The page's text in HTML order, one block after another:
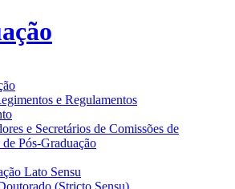
e Regulamentos
e Secretários de Comissões de
de Pós-Graduação
Lato Sensu
(Stricto Sensu)